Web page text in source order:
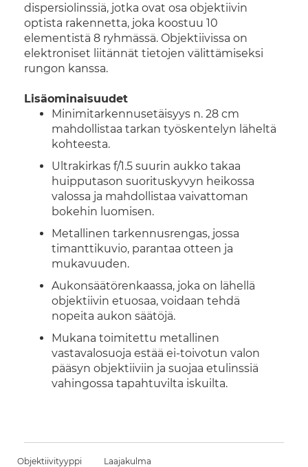
dispersiolinssiä, jotka ovat osa objektiivin
optista rakennetta, joka koostuu 10
elementistä 8 ryhmässä. Objektiivissa on
elektroniset liitännät tietojen välittämiseksi
rungon kanssa.
Lisäominaisuudet
Minimitarkennusetäisyys n. 28 cm
mahdollistaa tarkan työskentelyn läheltä
kohteesta.
Ultrakirkas f/1.5 suurin aukko takaa
huipputason suorituskyvyn heikossa
valossa ja mahdollistaa vaivattoman
bokehin luomisen.
Metallinen tarkennusrengas, jossa
timanttikuvio, parantaa otteen ja
mukavuuden.
Aukonsäätörenkaassa, joka on lähellä
objektiivin etuosaa, voidaan tehdä
nopeita aukon säätöjä.
Mukana toimitettu metallinen
vastavalosuoja estää ei-toivotun valon
pääsyn objektiiviin ja suojaa etulinssiä
vahingossa tapahtuvilta iskuilta.
Objektiivityyppi Laajakulma